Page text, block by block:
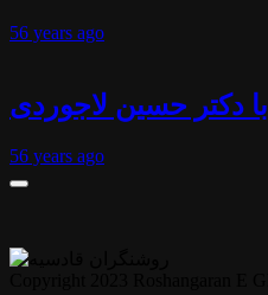
56 years ago
دکتر حسین لاجوردی
56 years ago